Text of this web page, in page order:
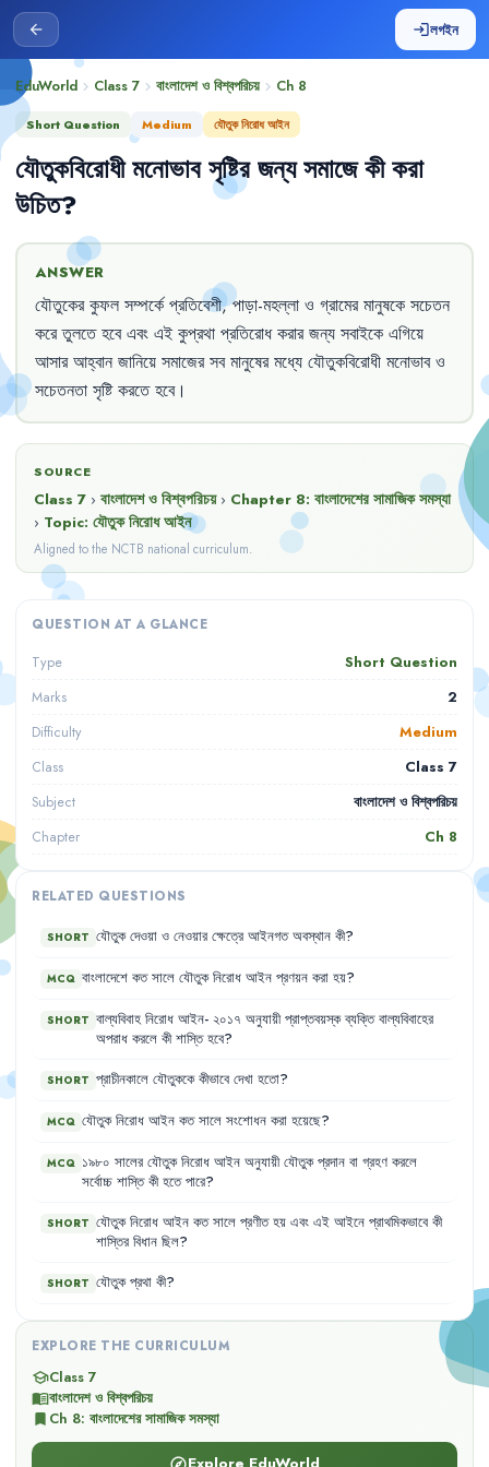
arrow_back loginলগইন
EduWorld chevron_right Class 7 chevron_right বাংলাদেশ ও বিশ্বপরিচয় chevron_right Ch 8
Short Question Medium যৌতুক নিরোধ আইন
যৌতুকবিরোধী মনোভাব সৃষ্টির জন্য সমাজে কী করা
উচিত?
ANSWER
যৌতুকের কুফল সম্পর্কে প্রতিবেশী, পাড়া-মহল্লা ও গ্রামের মানুষকে সচেতন
করে তুলতে হবে এবং এই কুপ্রথা প্রতিরোধ করার জন্য সবাইকে এগিয়ে
আসার আহ্বান জানিয়ে সমাজের সব মানুষের মধ্যে যৌতুকবিরোধী মনোভাব ও
সচেতনতা সৃষ্টি করতে হবে।
SOURCE
Class 7 › বাংলাদেশ ও বিশ্বপরিচয় › Chapter 8: বাংলাদেশের সামাজিক সমস্যা
› Topic: যৌতুক নিরোধ আইন
Aligned to the NCTB national curriculum.
QUESTION AT A GLANCE
Type Short Question
Marks 2
Difficulty Medium
Class Class 7
Subject বাংলাদেশ ও বিশ্বপরিচয়
Chapter Ch 8
RELATED QUESTIONS
SHORT যৌতুক দেওয়া ও নেওয়ার ক্ষেত্রে আইনগত অবস্থান কী?
MCQ বাংলাদেশে কত সালে যৌতুক নিরোধ আইন প্রণয়ন করা হয়?
SHORT বাল্যবিবাহ নিরোধ আইন- ২০১৭ অনুযায়ী প্রাপ্তবয়স্ক ব্যক্তি বাল্যবিবাহের
অপরাধ করলে কী শাস্তি হবে?
SHORT প্রাচীনকালে যৌতুককে কীভাবে দেখা হতো?
MCQ যৌতুক নিরোধ আইন কত সালে সংশোধন করা হয়েছে?
MCQ ১৯৮০ সালের যৌতুক নিরোধ আইন অনুযায়ী যৌতুক প্রদান বা গ্রহণ করলে
সর্বোচ্চ শাস্তি কী হতে পারে?
SHORT যৌতুক নিরোধ আইন কত সালে প্রণীত হয় এবং এই আইনে প্রাথমিকভাবে কী
শাস্তির বিধান ছিল?
SHORT যৌতুক প্রথা কী?
EXPLORE THE CURRICULUM
schoolClass 7
menu_bookবাংলাদেশ ও বিশ্বপরিচয়
bookmark Ch 8: বাংলাদেশের সামাজিক সমস্যা